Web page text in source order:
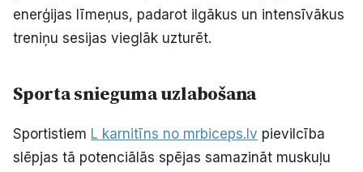
enerģijas līmeņus, padarot ilgākus un intensīvākus
treniņu sesijas vieglāk uzturēt.
Sporta snieguma uzlabošana
Sportistiem L karnitīns no mrbiceps.lv pievilcība
slēpjas tā potenciālās spējas samazināt muskuļu